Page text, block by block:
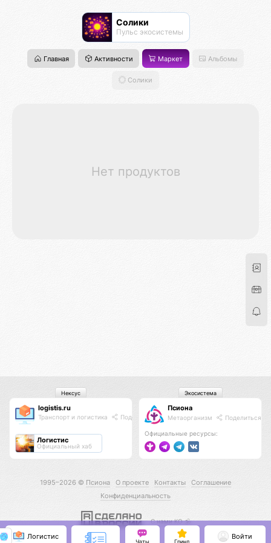
Солики
Пульс экосистемы
Главная Активности Маркет Альбомы
Солики
Нет продуктов
logistis.ru
Транспорт и логистика Поделиться
Логистис
Официальный хаб
Нексус
Псиона
Метаорганизм Поделиться
Официальные ресурсы:
Экосистема
1995–2026 © Псиона О проекте Контакты
Соглашение
Конфиденциальность
С нами КО 🕉️
Логистис
Чаты Гринд
Войти